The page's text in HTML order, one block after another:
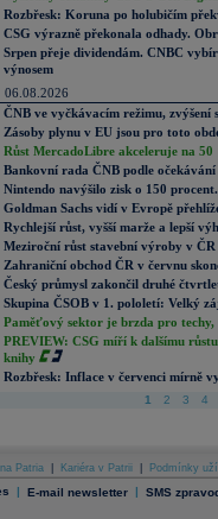
Rozbřesk: Koruna po holubičím
CSG výrazně překonala odhady.
Srpen přeje dividendám. CNBC
výnosem
06.08.2026
ČNB ve vyčkávacím režimu, zvýšení
Zásoby plynu v EU jsou pro toto
Růst MercadoLibre akceleruje na
Bankovní rada ČNB podle
Nintendo navýšilo zisk o 150
Goldman Sachs vidí v Evropě
Rychlejší růst, vyšší marže a lepší
Meziroční růst stavební výroby v
Zahraniční obchod ČR v červnu
Český průmysl zakončil druhé
Skupina ČSOB v 1. pololetí: Velký
Paměťový sektor je brzda pro techy,
PREVIEW: CSG míří k dalšímu
knihy
Rozbřesk: Inflace v červenci mírně
1 2 3 4
Patria Kariéra v Patrii Podmínky
| E-mail newsletter | SMS